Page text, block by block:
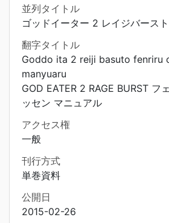
並列タイトル
ゴッドイーター 2 レイジバースト
翻字タイトル
Goddo ita 2 reiji basuto fenriru
manyuaru
GOD EATER 2 RAGE BURST フ
ッセン マニュアル
アクセス権
一般
刊行方式
単巻資料
公開日
2015-02-26